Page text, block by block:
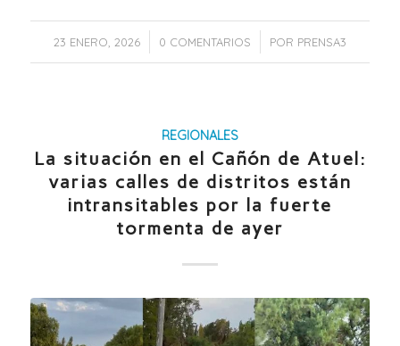
23 ENERO, 2026
/ 0 COMENTARIOS
/ POR PRENSA3
REGIONALES
La situación en el Cañón de Atuel:
varias calles de distritos están
intransitables por la fuerte
tormenta de ayer